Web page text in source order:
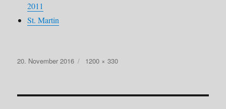
2011
St. Martin
Veröffentlicht
20. November 2016 Originalgröße
1200 × 330